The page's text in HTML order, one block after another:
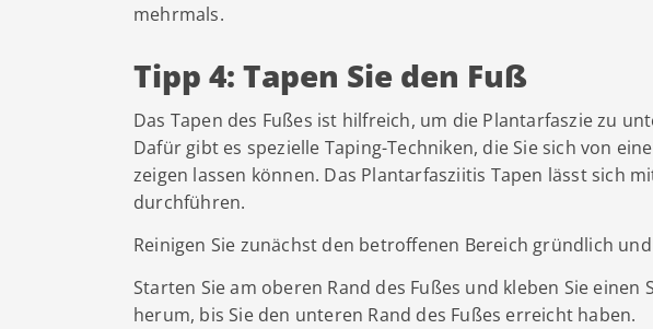
mehrmals.
Tipp 4: Tapen Sie den Fuß
Das Tapen des Fußes ist hilfreich, um die Plantarfaszie zu
Dafür gibt es spezielle Taping-Techniken, die Sie sich von
zeigen lassen können. Das Plantarfasziitis Tapen lässt sich
durchführen.
Reinigen Sie zunächst den betroffenen Bereich gründlich
Starten Sie am oberen Rand des Fußes und kleben Sie
herum, bis Sie den unteren Rand des Fußes erreicht haben.